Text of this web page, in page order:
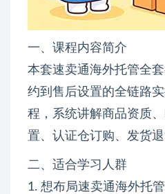
一、课程内容简介
本套速卖通海外托管全
约到售后设置的全链路
程，系统讲解商品资质
置、认证仓订购、发货
二、适合学习人群
1. 想布局速卖通海外托